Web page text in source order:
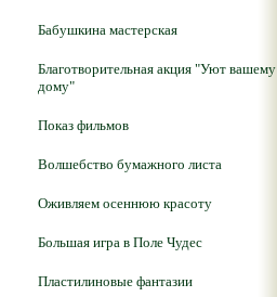
Бабушкина мастерская
Благотворительная акция "Уют вашему
дому"
Показ фильмов
Волшебство бумажного листа
Оживляем осеннюю красоту
Большая игра в Поле Чудес
Пластилиновые фантазии